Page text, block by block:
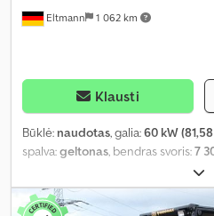
Eltmann 1 062 km
Klausti
Būklė: naudotas, galia:60 kW
spalva:geltonas , bendras svoris:7
2009,
mašinos/transporto priemonės
saugos patikra, kabina,